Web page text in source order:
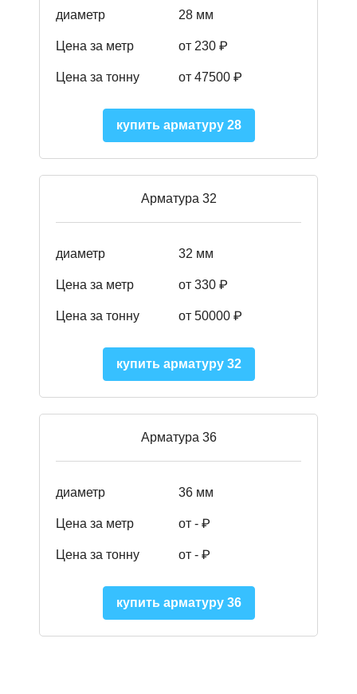
диаметр 28 мм
Цена за метр от 230 ₽
Цена за тонну от 47500 ₽
купить арматуру 28
Арматура 32
диаметр 32 мм
Цена за метр от 330 ₽
Цена за тонну от 50000 ₽
купить арматуру 32
Арматура 36
диаметр 36 мм
Цена за метр от - ₽
Цена за тонну от - ₽
купить арматуру 36